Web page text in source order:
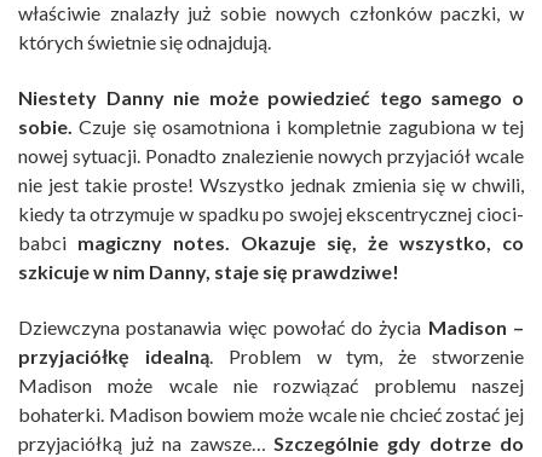
właściwie znalazły już sobie nowych członków paczki, w
których świetnie się odnajdują.
Niestety Danny nie może powiedzieć tego samego o
sobie. Czuje się osamotniona i kompletnie zagubiona w tej
nowej sytuacji. Ponadto znalezienie nowych przyjaciół wcale
nie jest takie proste! Wszystko jednak zmienia się w chwili,
kiedy ta otrzymuje w spadku po swojej ekscentrycznej cioci-
babci magiczny notes. Okazuje się, że wszystko, co
szkicuje w nim Danny, staje się prawdziwe!
Dziewczyna postanawia więc powołać do życia Madison –
przyjaciółkę idealną. Problem w tym, że stworzenie
Madison może wcale nie rozwiązać problemu naszej
bohaterki. Madison bowiem może wcale nie chcieć zostać jej
przyjaciółką już na zawsze…Szczególnie gdy dotrze do